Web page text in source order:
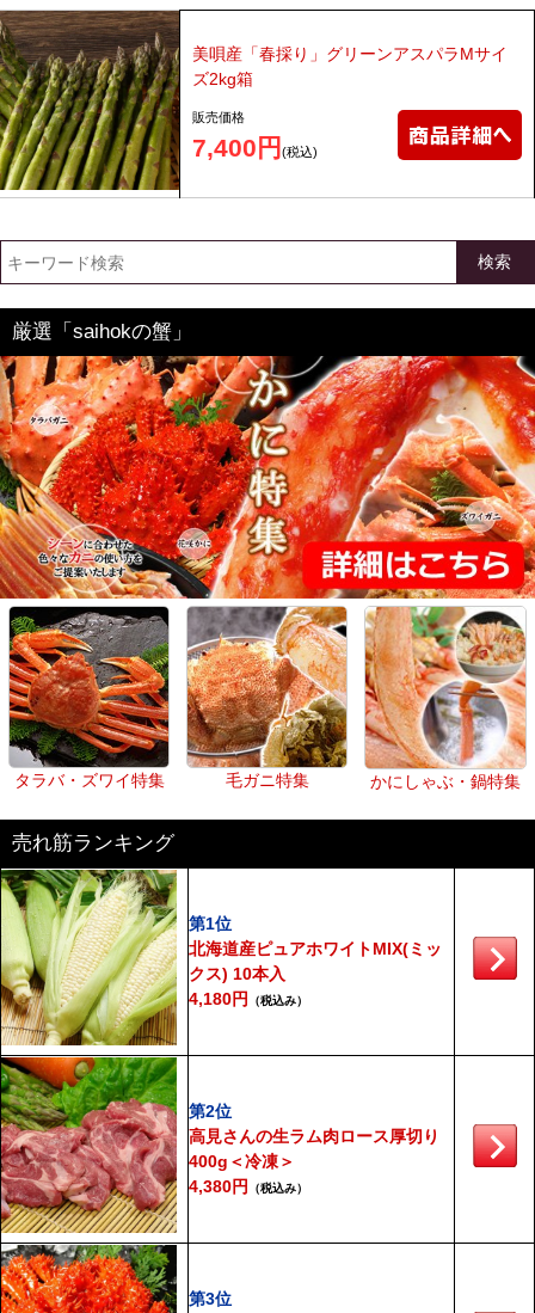
美唄産「春採り」グリーンアスパラMサイ
ズ2kg箱
販売価格
7,400円 (税込)
検索
厳選「saihokの蟹」
タラバ・ズワイ特集 毛ガニ特集 かにしゃぶ・鍋特集
売れ筋ランキング
第1位
北海道産ピュアホワイトMIX(ミッ
クス) 10本入
4,180円
（税込み）
第2位
高見さんの生ラム肉ロース厚切り
400g＜冷凍＞
4,380円
（税込み）
第3位